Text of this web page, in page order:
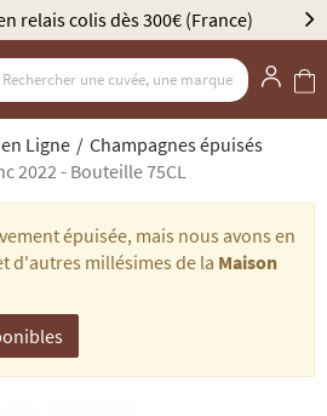
Élu Meilleur Caviste Champagne par
Ligne
Champagnes épuisés
2022 - Bouteille 75CL
épuisée, mais nous avons en
d'autres millésimes de la Maison